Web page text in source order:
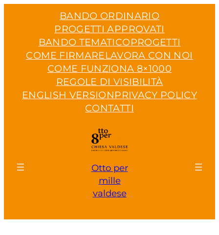
BANDO ORDINARIO
PROGETTI APPROVATI
BANDO TEMATICOPROGETTI
COME FIRMARELAVORA CON NOI
COME FUNZIONA 8×1000
REGOLE DI VISIBILITÀ
ENGLISH VERSIONPRIVACY POLICY
CONTATTI
Otto per
mille
valdese